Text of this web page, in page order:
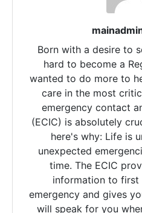
Born with a desire to
hard to become a
wanted to do more to
care in the most
emergency contact
(ECIC) is absolutely
here's why: Life is
unexpected
time. The ECIC
information to first
emergency and gives
will speak for you